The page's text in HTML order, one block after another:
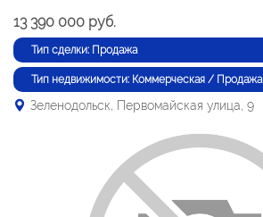
13 390 000 руб.
Тип сделки: Продажа
Тип недвижимости: Коммерческая / Продажа
Зеленодольск, Первомайская улица, 9